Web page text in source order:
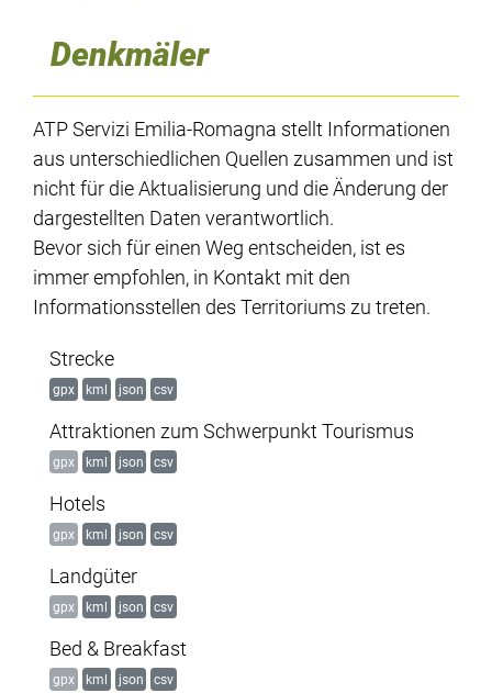
Denkmäler
ATP Servizi Emilia-Romagna stellt Informationen
aus unterschiedlichen Quellen zusammen und ist
nicht für die Aktualisierung und die Änderung der
dargestellten Daten verantwortlich.
Bevor sich für einen Weg entscheiden, ist es
immer empfohlen, in Kontakt mit den
Informationsstellen des Territoriums zu treten.
Strecke
gpx kml json csv
Attraktionen zum Schwerpunkt Tourismus
gpx kml json csv
Hotels
gpx kml json csv
Landgüter
gpx kml json csv
Bed & Breakfast
gpx kml json csv